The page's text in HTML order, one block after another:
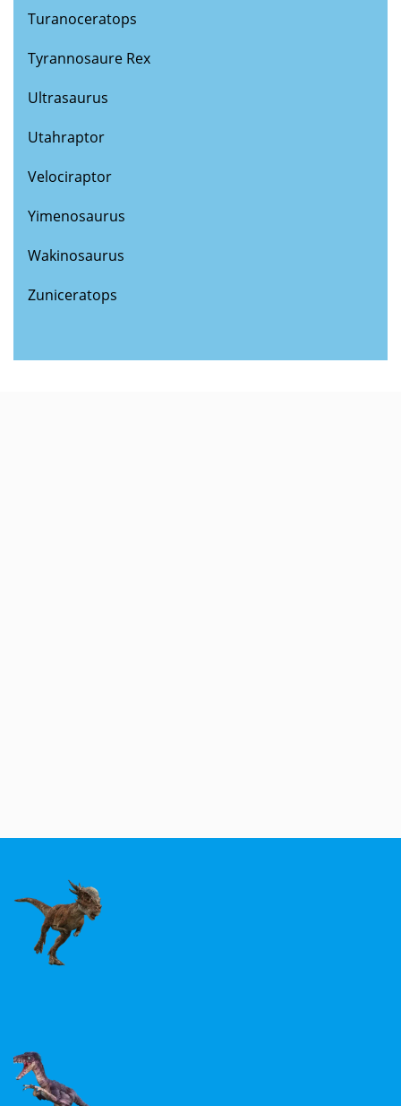
Turanoceratops
Tyrannosaure Rex
Ultrasaurus
Utahraptor
Velociraptor
Yimenosaurus
Wakinosaurus
Zuniceratops